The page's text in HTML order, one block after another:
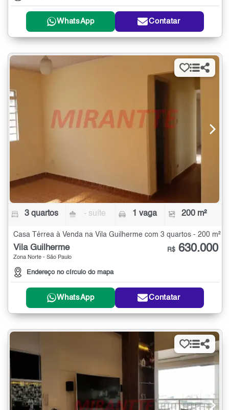
WhatsApp Contatar
3 quartos - suíte 1 vaga 200 m²
Casa Térrea à Venda na Vila Guilherme com 3 quartos - 200 m²
Vila Guilherme
Zona Norte - São Paulo
Endereço no círculo do mapa
R$ 630.000
WhatsApp Contatar